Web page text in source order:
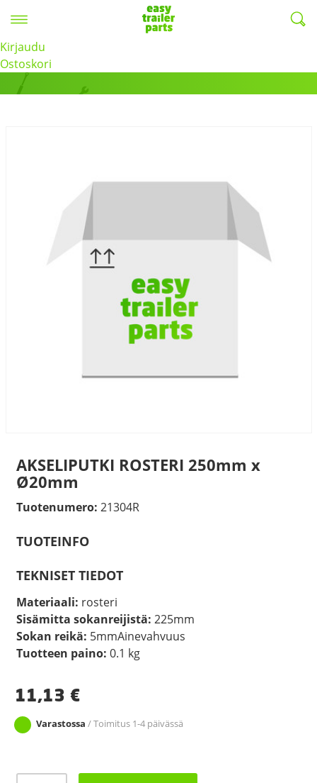
Kirjaudu
Ostoskori
Tuotteet
AKSELIPUTKI ROSTERI 250mm x
Ø20mm
Tuotenumero: 21304R
TUOTEINFO
TEKNISET TIEDOT
Materiaali: rosteri
Sisämitta sokanreijistä: 225mm
Sokan reikä: 5mmAinevahvuus
Tuotteen paino: 0.1 kg
11,13 €
Varastossa / Toimitus 1-4 päivässä